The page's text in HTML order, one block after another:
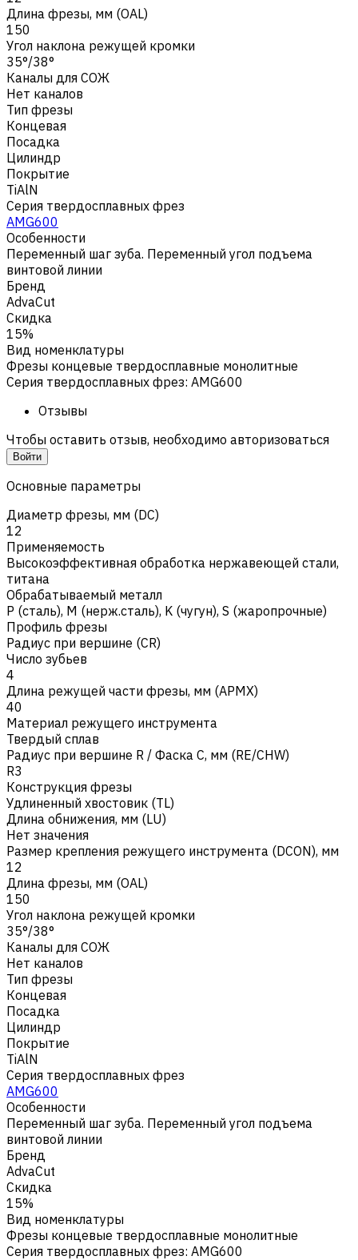
Длина фрезы, мм (OAL)
150
Угол наклона режущей кромки
35°/38°
Каналы для СОЖ
Нет каналов
Тип фрезы
Концевая
Посадка
Цилиндр
Покрытие
TiAlN
Серия твердосплавных фрез
AMG600
Особенности
Переменный шаг зуба. Переменный угол подъема
винтовой линии
Бренд
AdvaCut
Скидка
15%
Вид номенклатуры
Фрезы концевые твердосплавные монолитные
Серия твердосплавных фрез: AMG600
Отзывы
Чтобы оставить отзыв, необходимо авторизоваться
Войти
Основные параметры
Диаметр фрезы, мм (DC)
12
Применяемость
Высокоэффективная обработка нержавеющей стали,
титана
Обрабатываемый металл
Р (сталь), M (нерж.сталь), K (чугун), S (жаропрочные)
Профиль фрезы
Радиус при вершине (CR)
Число зубьев
4
Длина режущей части фрезы, мм (APMX)
40
Материал режущего инструмента
Твердый сплав
Радиус при вершине R / Фаска C, мм (RE/CHW)
R3
Конструкция фрезы
Удлиненный хвостовик (TL)
Длина обнижения, мм (LU)
Нет значения
Размер крепления режущего инструмента (DCON), мм
12
Длина фрезы, мм (OAL)
150
Угол наклона режущей кромки
35°/38°
Каналы для СОЖ
Нет каналов
Тип фрезы
Концевая
Посадка
Цилиндр
Покрытие
TiAlN
Серия твердосплавных фрез
AMG600
Особенности
Переменный шаг зуба. Переменный угол подъема
винтовой линии
Бренд
AdvaCut
Скидка
15%
Вид номенклатуры
Фрезы концевые твердосплавные монолитные
Серия твердосплавных фрез: AMG600